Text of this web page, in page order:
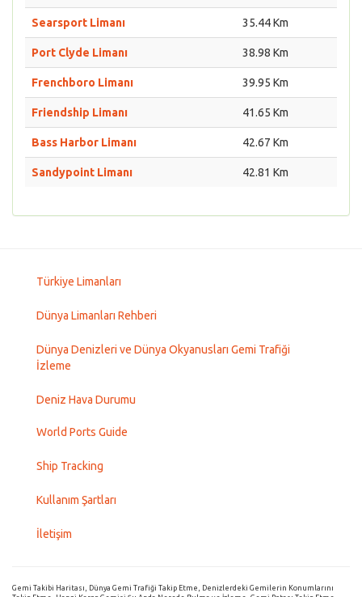
Searsport Limanı 35.44 Km
Port Clyde Limanı 38.98 Km
Frenchboro Limanı 39.95 Km
Friendship Limanı 41.65 Km
Bass Harbor Limanı 42.67 Km
Sandypoint Limanı 42.81 Km
Türkiye Limanları
Dünya Limanları Rehberi
Dünya Denizleri ve Dünya Okyanusları Gemi Trafiği
İzleme
Deniz Hava Durumu
World Ports Guide
Ship Tracking
Kullanım Şartları
İletişim
Gemi Takibi Haritası, Dünya Gemi Trafiği Takip Etme, Denizlerdeki Gemilerin Konumlarını